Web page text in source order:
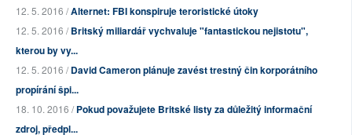
12. 5. 2016 /Alternet: FBI konspiruje teroristické útoky
12. 5. 2016 /Britský miliardář vychvaluje "fantastickou nejistotu",
kterou by vy...
12. 5. 2016 /David Cameron plánuje zavést trestný čin korporátního
propírání špi...
18. 10. 2016 /Pokud považujete Britské listy za důležitý informační
zdroj, předpl...